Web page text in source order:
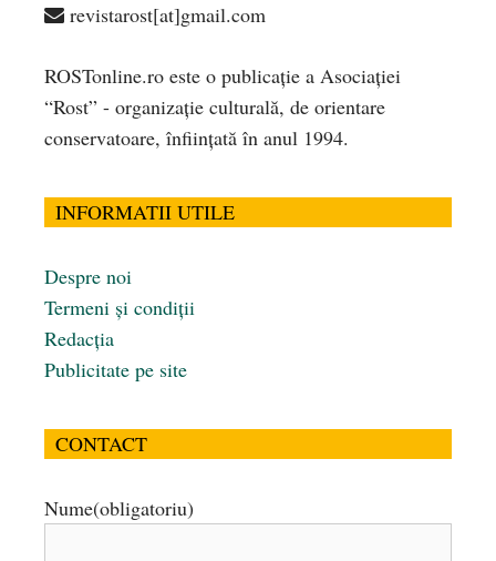
revistarost[at]gmail.com
ROSTonline.ro este o publicaţie a Asociaţiei
“Rost” - organizaţie culturală, de orientare
conservatoare, înfiinţată în anul 1994.
INFORMATII UTILE
Despre noi
Termeni și condiții
Redacția
Publicitate pe site
CONTACT
Nume(obligatoriu)